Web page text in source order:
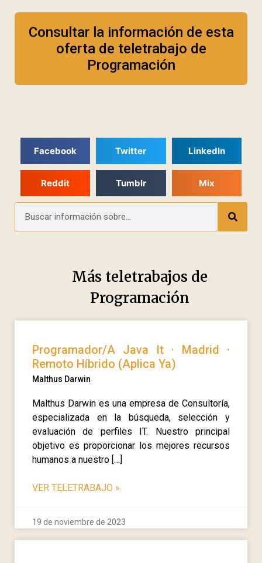
Consultar la información de esta
oferta de teletrabajo de
Programación
Facebook Twitter LinkedIn
Reddit Tumblr Mix
Más teletrabajos de
Programación
Programador/A Java It · Madrid ·
Remoto Híbrido (Aplica Ya)
Malthus Darwin
Malthus Darwin es una empresa de Consultoría,
especializada en la búsqueda, selección y
evaluación de perfiles IT. Nuestro principal
objetivo es proporcionar los mejores recursos
humanos a nuestro […]
VER TELETRABAJO »
19 de noviembre de 2023